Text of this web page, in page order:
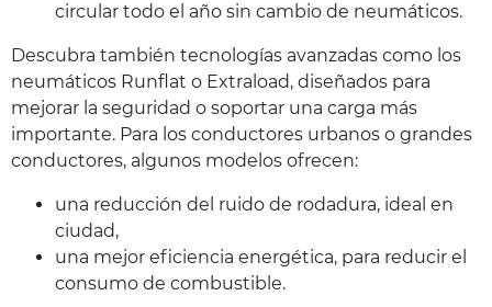
circular todo el año sin cambio de neumáticos.
Descubra también tecnologías avanzadas como los
neumáticos Runflat o Extraload, diseñados para
mejorar la seguridad o soportar una carga más
importante. Para los conductores urbanos o grandes
conductores, algunos modelos ofrecen:
una reducción del ruido de rodadura, ideal en
ciudad,
una mejor eficiencia energética, para reducir el
consumo de combustible.